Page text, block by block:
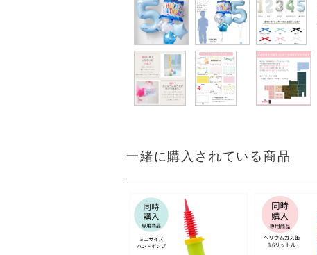
一緒に購入されている商品